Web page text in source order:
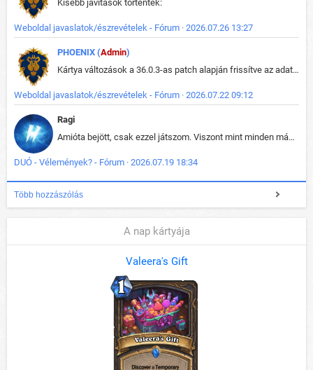
Kisebb javítások történtek:
Weboldal javaslatok/észrevételek - Fórum · 2026.07.26 13:27
PHOENIX (Admin)
Kártya változások a 36.0.3-as patch alapján frissítve az adatbázisban (képek is cserélve).
Weboldal javaslatok/észrevételek - Fórum · 2026.07.22 09:12
Ragi
Amióta bejött, csak ezzel játszom. Viszont mint minden más - akár az alapjáték is, ez is baromira összetett lett. Néha már pár kör után is esélytelen az egész. Vagy irreállisan túltápol valaki, vagy lelép a partner, vagy csak hülye mint a segg. És amikor eljönne az én időm, na akkor jön el mindenki másé is. Engem jobban érdekelne, hogy ki milyen ratingen szokott játszani. Na ez lenne egy érdekes adat.
DUÓ - Vélemények? - Fórum · 2026.07.19 18:34
Több hozzászólás
A nap kártyája
Valeera's Gift